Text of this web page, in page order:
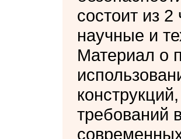
состоит из
научные и
Материал о
требований